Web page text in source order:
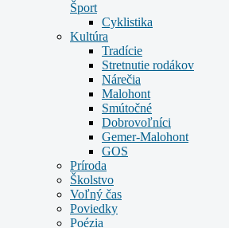
Šport
Cyklistika
Kultúra
Tradície
Stretnutie rodákov
Nárečia
Malohont
Smútočné
Dobrovoľníci
Gemer-Malohont
GOS
Príroda
Školstvo
Voľný čas
Poviedky
Poézia